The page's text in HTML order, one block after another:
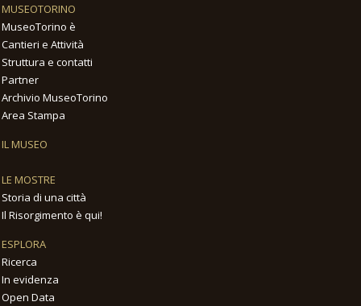
MUSEOTORINO
MuseoTorino è
Cantieri e Attività
Struttura e contatti
Partner
Archivio MuseoTorino
Area Stampa
IL MUSEO
LE MOSTRE
Storia di una città
Il Risorgimento è qui!
ESPLORA
Ricerca
In evidenza
Open Data